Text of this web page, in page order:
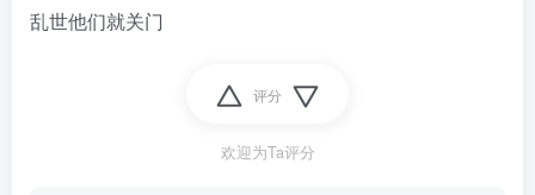
乱世他们就关门
评分
欢迎为Ta评分